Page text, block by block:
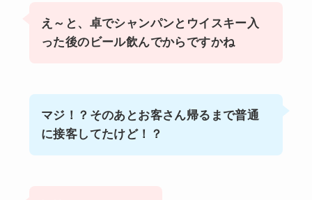
え～と、卓でシャンパンとウイスキー入
った後のビール飲んでからですかね
マジ！？そのあとお客さん帰るまで普通
に接客してたけど！？